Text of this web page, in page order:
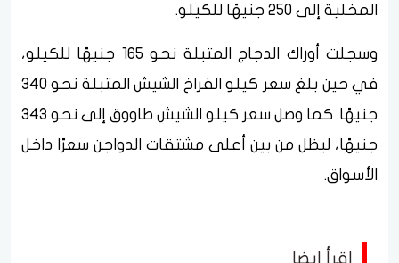
المخلية إلى 250 جنيهًا للكيلو.
وسجلت أوراك الدجاج المتبلة نحو 165 جنيهًا للكيلو،
في حين بلغ سعر كيلو الفراخ الشيش المتبلة نحو 340
جنيهًا. كما وصل سعر كيلو الشيش طاووق إلى نحو 343
جنيهًا، ليظل من بين أعلى مشتقات الدواجن سعرًا داخل
الأسواق.
اقرأ ايضا